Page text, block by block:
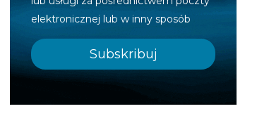
elektronicznej lub w inny sposób